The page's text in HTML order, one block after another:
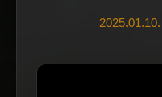
2025.01.10.